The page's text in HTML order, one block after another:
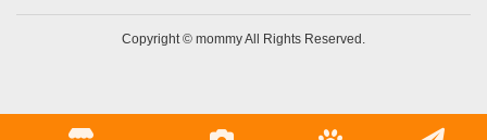
Copyright © mommy All Rights Reserved.